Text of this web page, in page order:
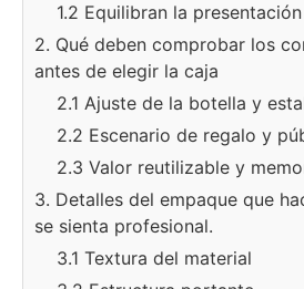
1.2 Equilibran la
2. Qué deben comprobar los
antes de elegir la caja
2.1 Ajuste de la botella y
2.2 Escenario de regalo y
2.3 Valor reutilizable y
3. Detalles del empaque que
se sienta profesional.
3.1 Textura del material